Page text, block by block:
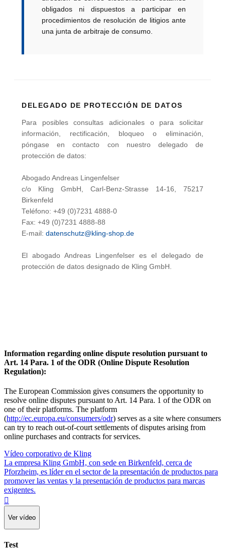
obligados ni dispuestos a participar en
procedimientos de resolución de litigios ante
una junta de arbitraje de consumo.
DELEGADO DE PROTECCIÓN DE DATOS
Para posibles consultas adicionales o para solicitar
información, rectificación, bloqueo o eliminación,
póngase en contacto con nuestro delegado de
protección de datos:
Abogado Andreas Lingenfelser
c/o Kling GmbH, Carl-Benz-Strasse 14-16, 75217
Birkenfeld
Teléfono: +49 (0)7231 4888-0
Fax: +49 (0)7231 4888-88
E-mail: datenschutz@kling-shop.de
El abogado Andreas Lingenfelser es el delegado de
protección de datos designado de Kling GmbH.
Information regarding online dispute resolution pursuant to
Art. 14 Para. 1 of the ODR (Online Dispute Resolution
Regulation):
The European Commission gives consumers the opportunity to
resolve online disputes pursuant to Art. 14 Para. 1 of the ODR on
one of their platforms. The platform
(http://ec.europa.eu/consumers/odr) serves as a site where consumers
can try to reach out-of-court settlements of disputes arising from
online purchases and contracts for services.
Vídeo corporativo de Kling
La empresa Kling GmbH, con sede en Birkenfeld, cerca de
Pforzheim, es líder en el sector de la presentación de productos para
promover las ventas y la presentación de productos para marcas
exigentes.

Ver vídeo
Test